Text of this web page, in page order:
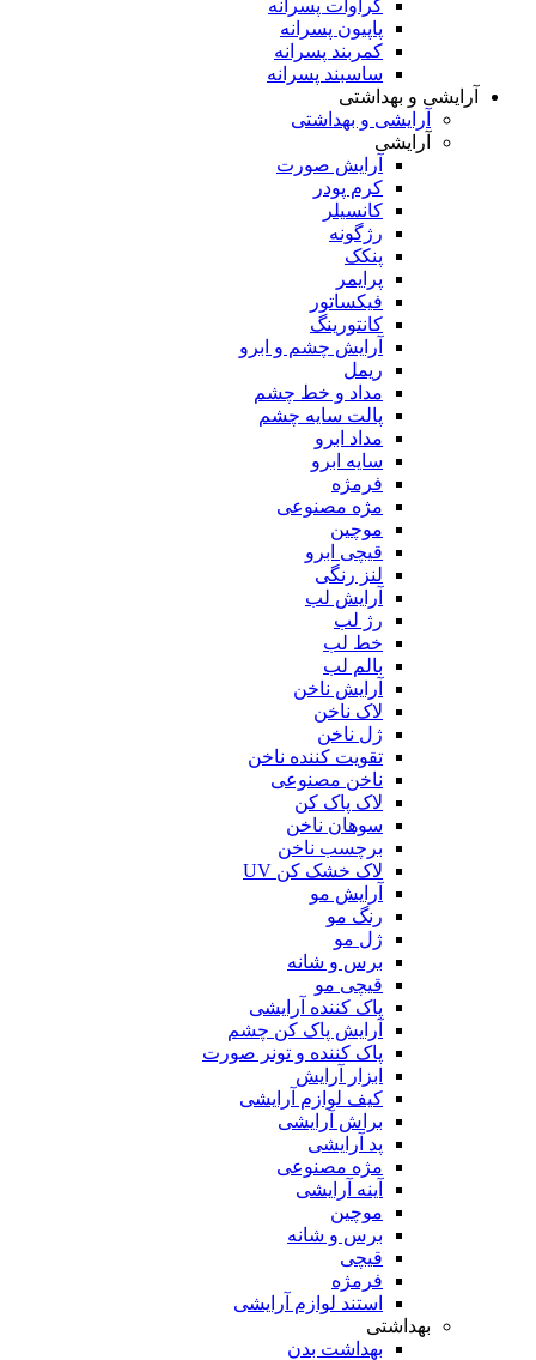
کراوات پسرانه
پاپیون پسرانه
کمربند پسرانه
ساسبند پسرانه
آرایشی و بهداشتی
آرایشی و بهداشتی
آرایشی
آرایش صورت
کرم پودر
کانسیلر
رژگونه
پنکک
پرایمر
فیکساتور
کانتورینگ
آرایش چشم و ابرو
ریمل
مداد و خط چشم
پالت سایه چشم
مداد ابرو
سایه ابرو
فرمژه
مژه مصنوعی
موچین
قیچی ابرو
لنز رنگی
آرایش لب
رژ لب
خط لب
بالم لب
آرایش ناخن
لاک ناخن
ژل ناخن
تقویت کننده ناخن
ناخن مصنوعی
لاک پاک کن
سوهان ناخن
برچسب ناخن
لاک خشک کن UV
آرایش مو
رنگ مو
ژل مو
برس و شانه
قیچی مو
پاک کننده آرایشی
آرایش پاک کن چشم
پاک کننده و تونر صورت
ابزار آرایش
کیف لوازم آرایشی
براش آرایشی
پد آرایشی
مژه مصنوعی
آینه آرایشی
موچین
برس و شانه
قیچی
فرمژه
استند لوازم آرایشی
بهداشتی
بهداشت بدن